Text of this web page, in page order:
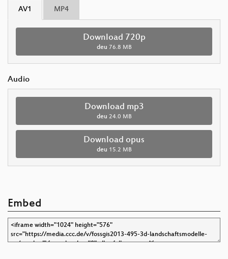
AV1 MP4
Download 720p
deu 76.8 MB
Audio
Download mp3
deu 24.0 MB
Download opus
deu 15.2 MB
Embed